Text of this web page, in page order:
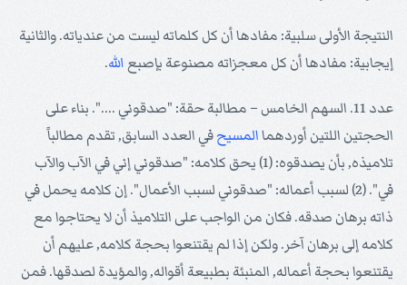
النتيجة الأولى سلبية: مفادها أن كل كلماته ليست من عندياته. والثانية
إيجابية: مفادها أن كل معجزاته مصنوعة بإصبع الله.
عدد 11. السهم الخامس – مطالبة حقة: "صدقوني ....". بناء على
الحجتين اللتين أوردهماالمسيحفي العدد السابق, تقدم مطالباً
تلاميذه, بأن يصدقوه: (1) يحق كلامه: "صدقوني إني في الآب والآب
في". (2) لسبب أعماله: "صدقوني لسبب الأعمال". إن كلامه يحمل في
ذاته برهان صدقه. فكان من الواجب على التلاميذ أن لا يحتاجوا مع
كلامه إلى برهان آخر. ولكن إذا لم يقتنعوا بحجة كلامه, عليهم أن
يقتنعوا بحجة أعماله, المنبئة بطبيعة أقواله, والمؤيدة لصدقها. فمن